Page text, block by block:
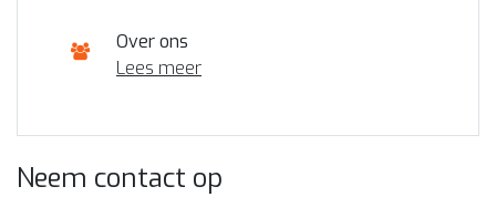
Over ons
Lees meer
Neem contact op